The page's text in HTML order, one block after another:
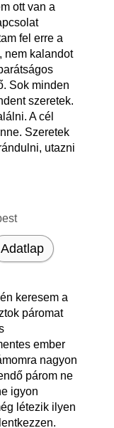
ott van a
fel erre a
nem kalandot
Sok minden
szeretek.
A cél
Szeretek
utazni
Adatlap
keresem a
páromat
ember
nagyon
párom ne
igyon
létezik ilyen